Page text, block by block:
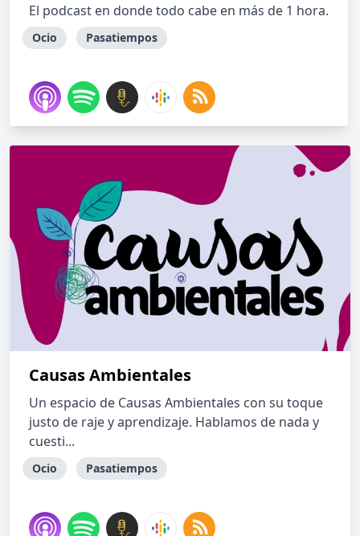
El podcast en donde todo cabe en más de 1 hora.
Ocio Pasatiempos
Causas Ambientales
Un espacio de Causas Ambientales con su toque
justo de raje y aprendizaje. Hablamos de nada y
cuesti...
Ocio Pasatiempos